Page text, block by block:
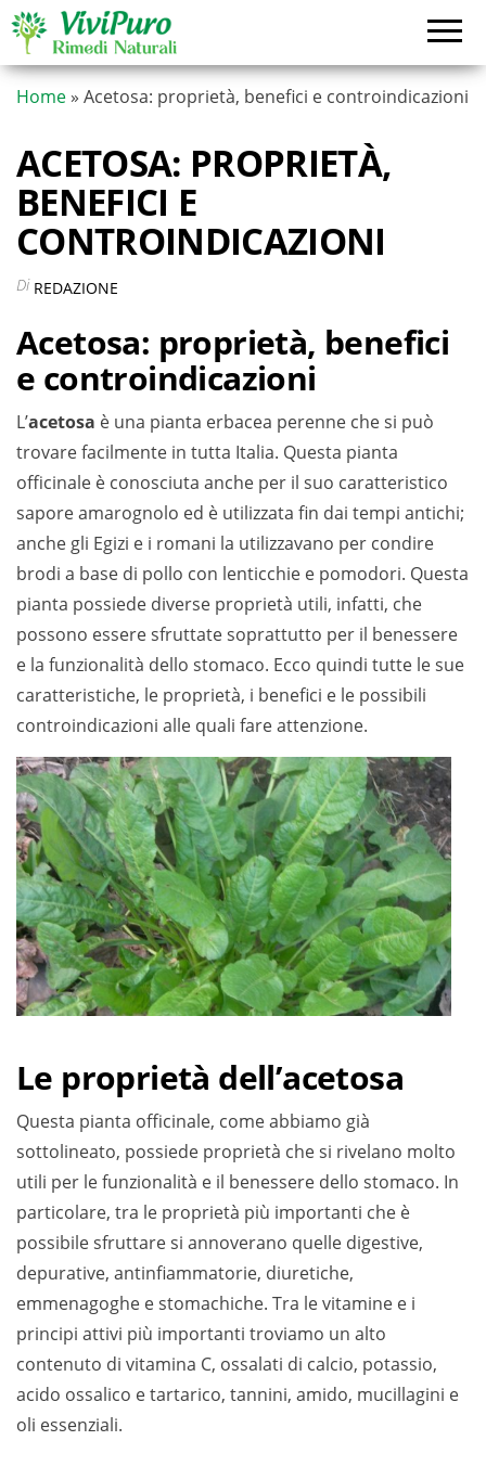
Vai
contenuto
Home » Acetosa: proprietà, benefici e controindicazioni
ACETOSA: PROPRIETÀ,
BENEFICI E
CONTROINDICAZIONI
Di REDAZIONE
Acetosa: proprietà, benefici
e controindicazioni
L’acetosa è una pianta erbacea perenne che si può
trovare facilmente in tutta Italia. Questa pianta
officinale è conosciuta anche per il suo caratteristico
sapore amarognolo ed è utilizzata fin dai tempi antichi;
anche gli Egizi e i romani la utilizzavano per condire
brodi a base di pollo con lenticchie e pomodori. Questa
pianta possiede diverse proprietà utili, infatti, che
possono essere sfruttate soprattutto per il benessere
e la funzionalità dello stomaco. Ecco quindi tutte le sue
caratteristiche, le proprietà, i benefici e le possibili
controindicazioni alle quali fare attenzione.
Le proprietà dell’acetosa
Questa pianta officinale, come abbiamo già
sottolineato, possiede proprietà che si rivelano molto
utili per le funzionalità e il benessere dello stomaco. In
particolare, tra le proprietà più importanti che è
possibile sfruttare si annoverano quelle digestive,
depurative, antinfiammatorie, diuretiche,
emmenagoghe e stomachiche. Tra le vitamine e i
principi attivi più importanti troviamo un alto
contenuto di vitamina C, ossalati di calcio, potassio,
acido ossalico e tartarico, tannini, amido, mucillagini e
oli essenziali.